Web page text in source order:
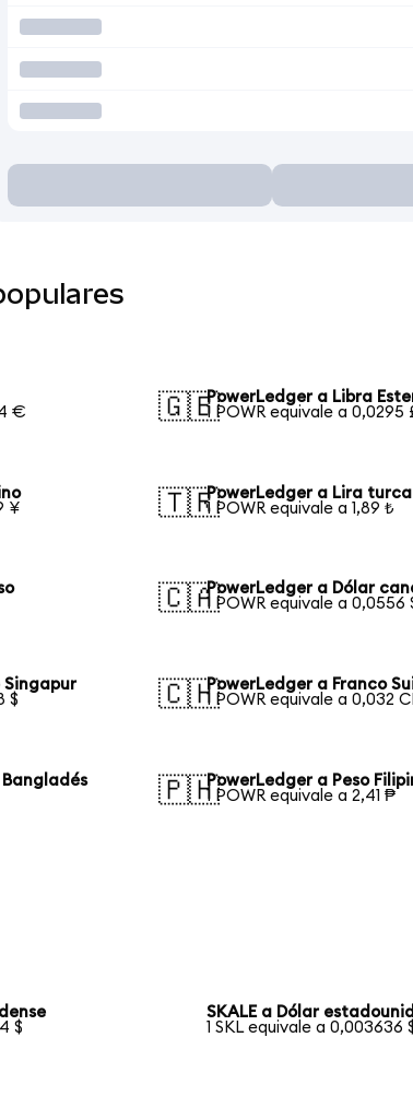
€
🇬🇧PowerLedger a Libra
1 POWR equivale a 0,0295
¥
🇹🇷PowerLedger a Lira turca
1 POWR equivale a 1,89 ₺
🇨🇦PowerLedger a Dólar
1 POWR equivale a 0,0556
Singapur
$
🇨🇭PowerLedger a Franco
1 POWR equivale a 0,032
🇵🇭PowerLedger a Peso
1 POWR equivale a 2,41 ₱
$
SKALE a Dólar
1 SKL equivale a 0,003636